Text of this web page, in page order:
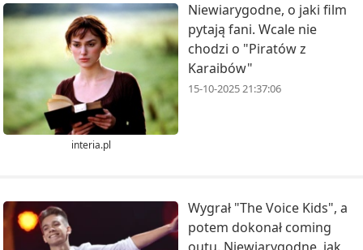
interia.pl
Niewiarygodne, o jaki film
pytają fani. Wcale nie
chodzi o "Piratów z
Karaibów"
15-10-2025 21:37:06
Wygrał "The Voice Kids", a
potem dokonał coming